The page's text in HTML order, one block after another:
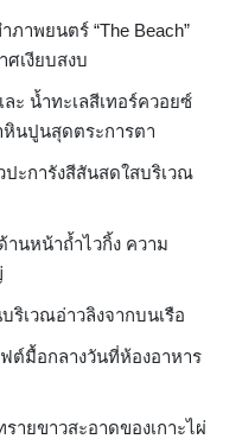
ภาพยนตร์ “The Beach”
เงียบสงบ
ละ น้ำทะเลสีเทอร์ควอยซ์
นปูนสุดตระการตา
ะการังสีสันสดใสบริเวณ
านหน้าถ้ำไวกิ้ง ความ
ริเวณอ่าวลิงจากบนเรือ
ต์มื้อกลางวันที่ห้องอาหาร
ายขาวสะอาดของเกาะไผ่